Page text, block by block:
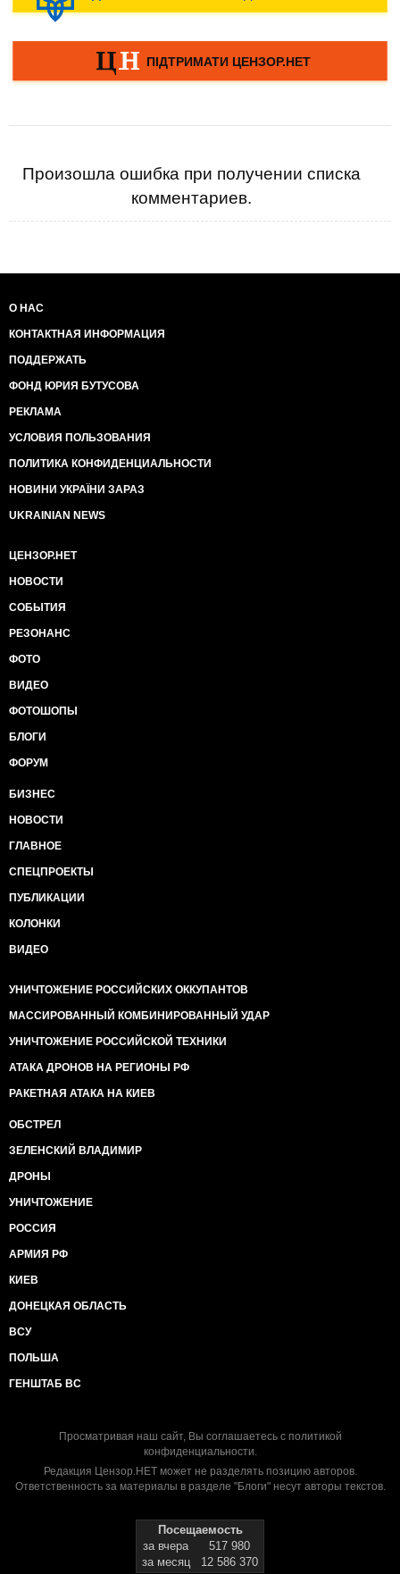
Произошла ошибка при получении списка
комментариев.
О НАС
КОНТАКТНАЯ ИНФОРМАЦИЯ
ПОДДЕРЖАТЬ
ФОНД ЮРИЯ БУТУСОВА
РЕКЛАМА
УСЛОВИЯ ПОЛЬЗОВАНИЯ
ПОЛИТИКА КОНФИДЕНЦИАЛЬНОСТИ
НОВИНИ УКРАЇНИ ЗАРАЗ
UKRAINIAN NEWS
ЦЕНЗОР.НЕТ
НОВОСТИ
СОБЫТИЯ
РЕЗОНАНС
ФОТО
ВИДЕО
ФОТОШОПЫ
БЛОГИ
ФОРУМ
БИЗНЕС
НОВОСТИ
ГЛАВНОЕ
СПЕЦПРОЕКТЫ
ПУБЛИКАЦИИ
КОЛОНКИ
ВИДЕО
УНИЧТОЖЕНИЕ РОССИЙСКИХ ОККУПАНТОВ
МАССИРОВАННЫЙ КОМБИНИРОВАННЫЙ УДАР
УНИЧТОЖЕНИЕ РОССИЙСКОЙ ТЕХНИКИ
АТАКА ДРОНОВ НА РЕГИОНЫ РФ
РАКЕТНАЯ АТАКА НА КИЕВ
ОБСТРЕЛ
ЗЕЛЕНСКИЙ ВЛАДИМИР
ДРОНЫ
УНИЧТОЖЕНИЕ
РОССИЯ
АРМИЯ РФ
КИЕВ
ДОНЕЦКАЯ ОБЛАСТЬ
ВСУ
ПОЛЬША
ГЕНШТАБ ВС
Просматривая наш сайт, Вы соглашаетесь с политикой
конфиденциальности.
Редакция Цензор.НЕТ может не разделять позицию авторов.
Ответственность за материалы в разделе "Блоги" несут авторы текстов.
Посещаемость
за вчера
517 980
за месяц
12 586 370